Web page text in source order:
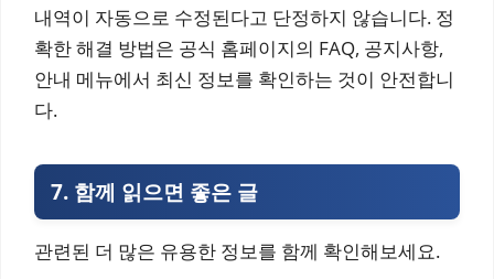
내역이 자동으로 수정된다고 단정하지 않습니다. 정
확한 해결 방법은 공식 홈페이지의 FAQ, 공지사항,
안내 메뉴에서 최신 정보를 확인하는 것이 안전합니
다.
7. 함께 읽으면 좋은 글
관련된 더 많은 유용한 정보를 함께 확인해보세요.